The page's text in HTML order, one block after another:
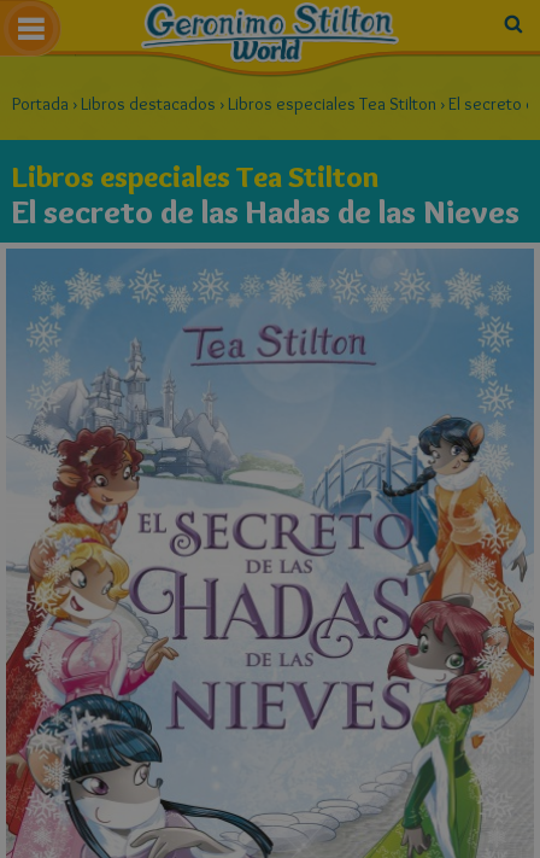
Portada › Libros destacados › Libros especiales Tea Stilton ›El secreto
Libros especiales Tea Stilton
El secreto de las Hadas de las Nieves